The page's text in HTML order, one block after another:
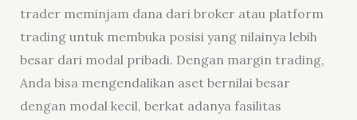
trader meminjam dana dari broker atau platform
trading untuk membuka posisi yang nilainya lebih
besar dari modal pribadi. Dengan margin trading,
Anda bisa mengendalikan aset bernilai besar
dengan modal kecil, berkat adanya fasilitas